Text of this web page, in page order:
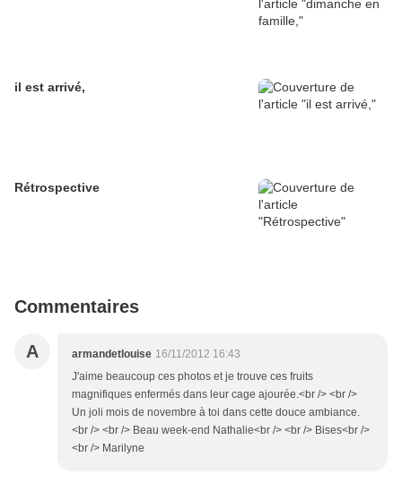
il est arrivé,
Rétrospective
Commentaires
A armandetlouise 16/11/2012 16:43
J'aime beaucoup ces photos et je trouve ces fruits
magnifiques enfermés dans leur cage ajourée.<br /> <br />
Un joli mois de novembre à toi dans cette douce ambiance.
<br /> <br /> Beau week-end Nathalie<br /> <br /> Bises<br />
<br /> Marilyne